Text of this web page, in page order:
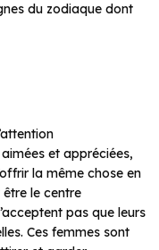
du zodiaque dont
et appréciées,
la même chose en
le centre
pas que leurs
Ces femmes sont